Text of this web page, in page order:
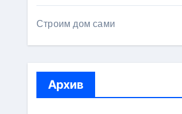
Строим дом сами
Архив